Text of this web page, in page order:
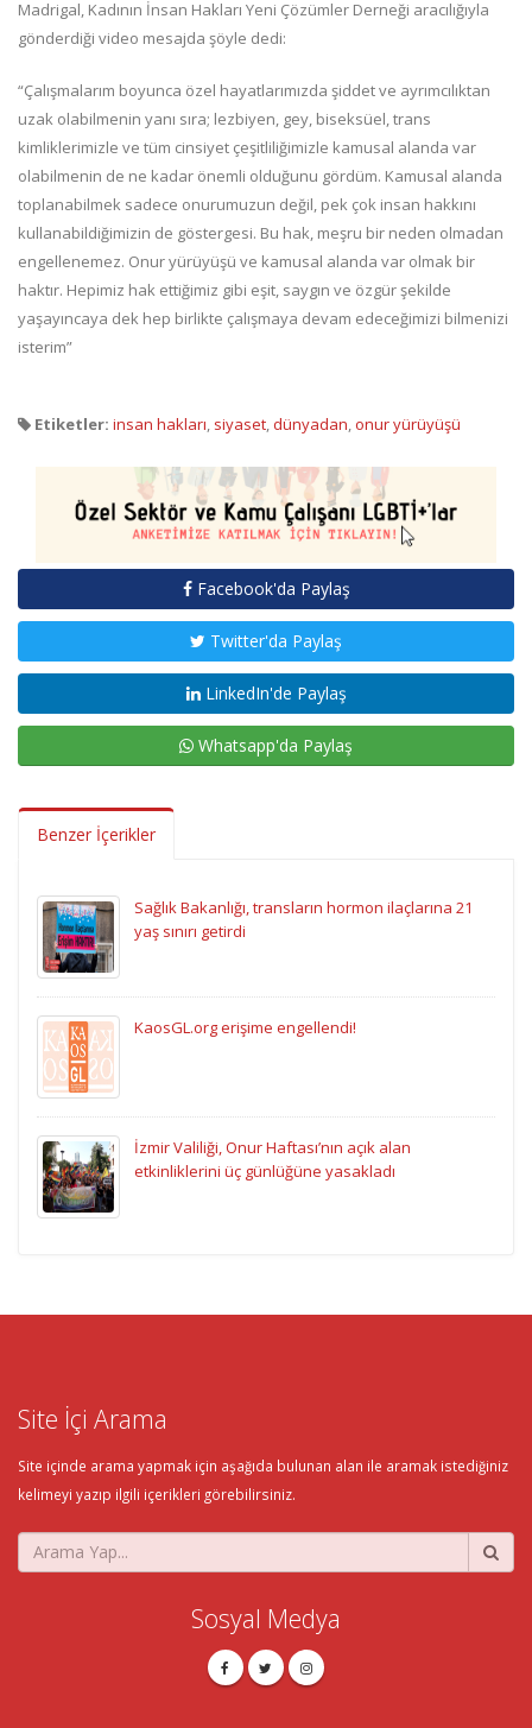
Madrigal, Kadının İnsan Hakları Yeni Çözümler Derneği aracılığıyla
gönderdiği video mesajda şöyle dedi:
“Çalışmalarım boyunca özel hayatlarımızda şiddet ve ayrımcılıktan
uzak olabilmenin yanı sıra; lezbiyen, gey, biseksüel, trans
kimliklerimizle ve tüm cinsiyet çeşitliliğimizle kamusal alanda var
olabilmenin de ne kadar önemli olduğunu gördüm. Kamusal alanda
toplanabilmek sadece onurumuzun değil, pek çok insan hakkını
kullanabildiğimizin de göstergesi. Bu hak, meşru bir neden olmadan
engellenemez. Onur yürüyüşü ve kamusal alanda var olmak bir
haktır. Hepimiz hak ettiğimiz gibi eşit, saygın ve özgür şekilde
yaşayıncaya dek hep birlikte çalışmaya devam edeceğimizi bilmenizi
isterim”
Etiketler: insan hakları, siyaset,dünyadan,onur yürüyüşü
Facebook'da Paylaş
Twitter'da Paylaş
LinkedIn'de Paylaş
Whatsapp'da Paylaş
Benzer İçerikler
Sağlık Bakanlığı, transların hormon ilaçlarına 21
yaş sınırı getirdi
KaosGL.org erişime engellendi!
İzmir Valiliği, Onur Haftası’nın açık alan
etkinliklerini üç günlüğüne yasakladı
Site İçi Arama
Site içinde arama yapmak için aşağıda bulunan alan ile aramak istediğiniz
kelimeyi yazıp ilgili içerikleri görebilirsiniz.
Sosyal Medya